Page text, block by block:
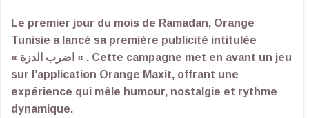
Le premier jour du mois de Ramadan, Orange
Tunisie a lancé sa première publicité intitulée
« اضرب الدزة « . Cette campagne met en avant un jeu
sur l’application Orange Maxit, offrant une
expérience qui mêle humour, nostalgie et rythme
dynamique.